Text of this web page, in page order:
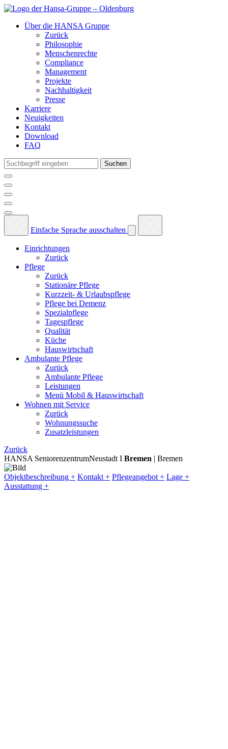
Über die HANSA Gruppe
Zurück
Philosophie
Menschenrechte
Compliance
Management
Projekte
Nachhaltigkeit
Presse
Karriere
Neuigkeiten
Kontakt
Download
FAQ
Einfache Sprache ausschalten
Einrichtungen
Zurück
Pflege
Zurück
Stationäre Pflege
Kurzzeit- & Urlaubspflege
Pflege bei Demenz
Spezialpflege
Tagespflege
Qualität
Küche
Hauswirtschaft
Ambulante Pflege
Zurück
Ambulante Pflege
Leistungen
Menü Mobil & Hauswirtschaft
Wohnen mit Service
Zurück
Wohnungssuche
Zusatzleistungen
Zurück
HANSA SeniorenzentrumNeustadt I Bremen | Bremen
Objektbeschreibung + Kontakt + Pflege­angebot + Lage +
Ausstattung +